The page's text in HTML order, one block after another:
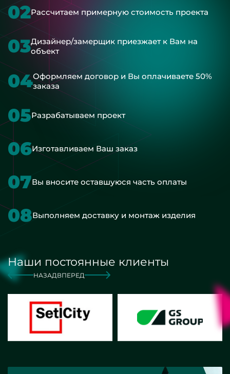
02Рассчитаем примерную стоимость проекта
03Дизайнер/замерщик приезжает к Вам на
объект
04Оформляем договор и Вы оплачиваете 50%
заказа
05Разрабатываем проект
06Изготавливаем Ваш заказ
07Вы вносите оставшуюся часть оплаты
08Выполняем доставку и монтаж изделия
Наши постоянные клиенты
НАЗАД ВПЕРЕД